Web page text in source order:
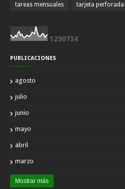
tareas mensuales tarjeta perforada
1 290734
PUBLICACIONES
agosto
julio
junio
mayo
abril
marzo
Mostrar más